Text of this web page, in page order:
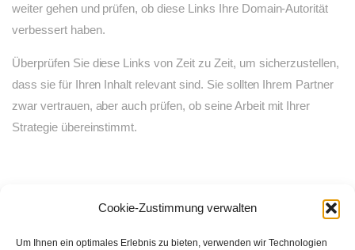
Cookie-Zustimmung verwalten
Um Ihnen ein optimales Erlebnis zu bieten, verwenden wir Technologien
weiter gehen und prüfen, ob diese Links Ihre Domain-Autorität
verbessert haben.
Überprüfen Sie diese Links von Zeit zu Zeit, um sicherzustellen,
dass sie für Ihren Inhalt relevant sind. Sie sollten Ihrem Partner
zwar vertrauen, aber auch prüfen, ob seine Arbeit mit Ihrer
Strategie übereinstimmt.
6. Achten Sie auf Black-Hat-
Taktiken